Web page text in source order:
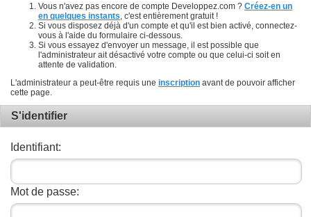
Vous n'avez pas encore de compte Developpez.com ? Créez-en un
en quelques instants , c'est entièrement gratuit !
Si vous disposez déjà d'un compte et qu'il est bien activé, connectez-
vous à l'aide du formulaire ci-dessous.
Si vous essayez d'envoyer un message, il est possible que
l'administrateur ait désactivé votre compte ou que celui-ci soit en
attente de validation.
L'administrateur a peut-être requis une inscription avant de pouvoir afficher
cette page.
S'identifier
Identifiant:
Mot de passe: